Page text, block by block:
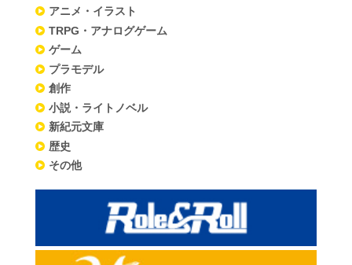
アニメ・イラスト
TRPG・アナログゲーム
ゲーム
プラモデル
創作
小説・ライトノベル
新紀元文庫
歴史
その他